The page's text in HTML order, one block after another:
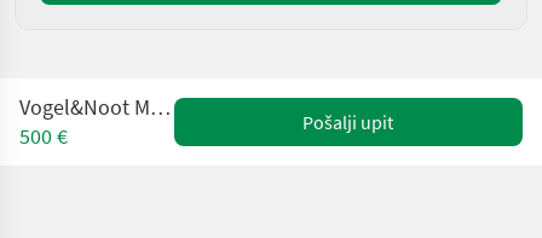
Vogel&Noot Motormäher
500 €
Pošalji upit